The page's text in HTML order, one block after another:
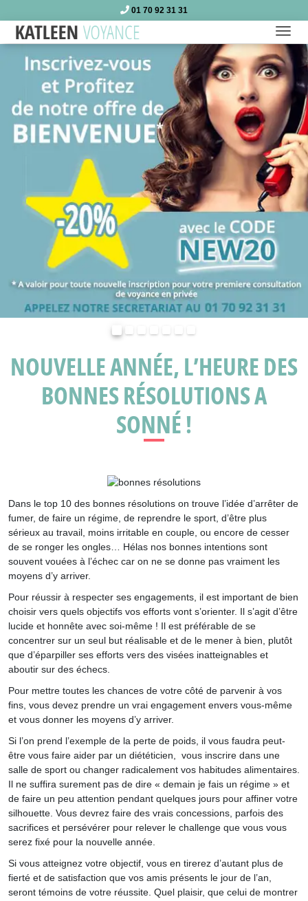
01 70 92 31 31
NOUVELLE ANNÉE, L’HEURE DES
BONNES RÉSOLUTIONS A
SONNÉ !
Dans le top 10 des bonnes résolutions on trouve l’idée d’arrêter de
fumer, de faire un régime, de reprendre le sport, d’être plus
sérieux au travail, moins irritable en couple, ou encore de cesser
de se ronger les ongles… Hélas nos bonnes intentions sont
souvent vouées à l’échec car on ne se donne pas vraiment les
moyens d’y arriver.
Pour réussir à respecter ses engagements, il est important de bien
choisir vers quels objectifs vos efforts vont s’orienter. Il s’agit d’être
lucide et honnête avec soi-même ! Il est préférable de se
concentrer sur un seul but réalisable et de le mener à bien, plutôt
que d’éparpiller ses efforts vers des visées inatteignables et
aboutir sur des échecs.
Pour mettre toutes les chances de votre côté de parvenir à vos
fins, vous devez prendre un vrai engagement envers vous-même
et vous donner les moyens d’y arriver.
Si l’on prend l’exemple de la perte de poids, il vous faudra peut-
être vous faire aider par un diététicien, vous inscrire dans une
salle de sport ou changer radicalement vos habitudes alimentaires.
Il ne suffira surement pas de dire « demain je fais un régime » et
de faire un peu attention pendant quelques jours pour affiner votre
silhouette. Vous devrez faire des vrais concessions, parfois des
sacrifices et persévérer pour relever le challenge que vous vous
serez fixé pour la nouvelle année.
Si vous atteignez votre objectif, vous en tirerez d’autant plus de
fierté et de satisfaction que vos amis présents le jour de l’an,
seront témoins de votre réussite. Quel plaisir, que celui de montrer